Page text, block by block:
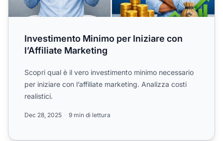
Investimento Minimo per Iniziare con
l’Affiliate Marketing
Scopri qual è il vero investimento minimo necessario
per iniziare con l’affiliate marketing. Analizza costi
realistici.
Dec 28, 2025 9 min di lettura